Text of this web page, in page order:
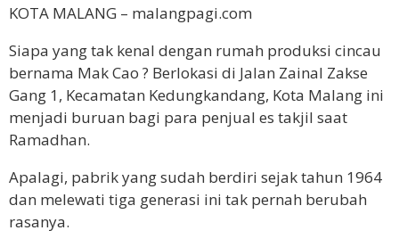
KOTA MALANG – malangpagi.com
Siapa yang tak kenal dengan rumah produksi cincau
bernama Mak Cao ? Berlokasi di Jalan Zainal Zakse
Gang 1, Kecamatan Kedungkandang, Kota Malang ini
menjadi buruan bagi para penjual es takjil saat
Ramadhan.
Apalagi, pabrik yang sudah berdiri sejak tahun 1964
dan melewati tiga generasi ini tak pernah berubah
rasanya.